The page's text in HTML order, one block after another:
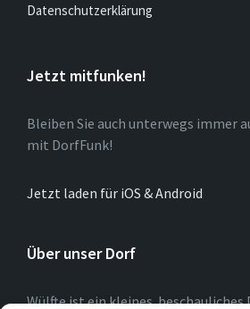
Datenschutzerklärung
Jetzt mitfunken!
Bleiben Sie auch unterwegs immer
mit DorfFunk!
Jetzt laden für iOS & Android
Über unser Dorf
Wülfte ist ein kleines beschauliches